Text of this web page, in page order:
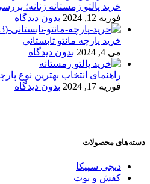
خرید پالتو زمستانه زنانه؛
فوریه 12, 2024
بدون دیدگاه
خرید پارچه مانتو تابستانی
می 4, 2024
بدون دیدگاه
راهنمای انتخاب بهترین نوع
فوریه 17, 2024
بدون دیدگاه
دسته‌های محصولات
دیجی سپیکا
کفش و بوت